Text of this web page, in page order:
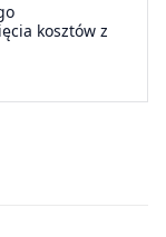
kosztów z